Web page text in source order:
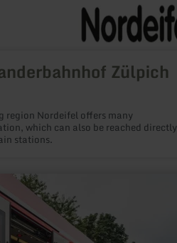
Zülpich
region Nordeifel offers many
which can also be reached directly
stations.